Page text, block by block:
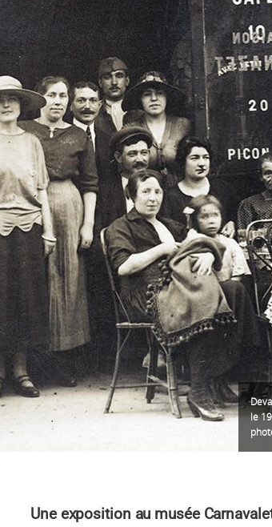
le
Une exposition au musée